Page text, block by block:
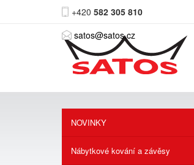
+420 582 305 810
satos@satos.cz
NOVINKY
Nábytkové kování a závěsy